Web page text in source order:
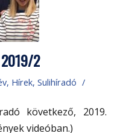
2
, Hírek, Sulihíradó /
következő, 2019.
videóban.)